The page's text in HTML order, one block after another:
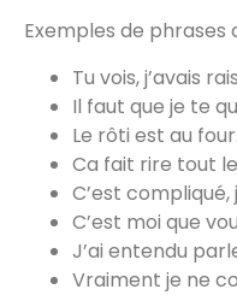
Exemples de phrases
Tu vois, j’avais
Il faut que je te
Le rôti est au four.
Ca fait rire tout
C’est compliqué,
C’est moi que
J’ai entendu
Vraiment je ne